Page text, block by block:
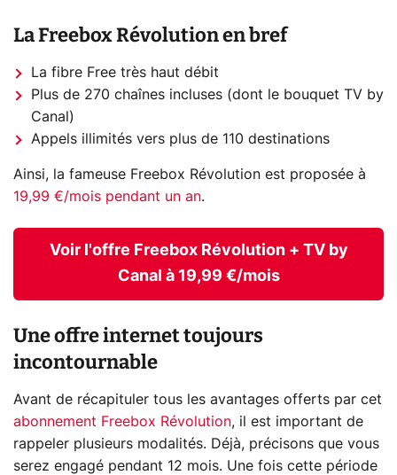
La Freebox Révolution en bref
La fibre Free très haut débit
Plus de 270 chaînes incluses (dont le bouquet TV by
Canal)
Appels illimités vers plus de 110 destinations
Ainsi, la fameuse Freebox Révolution est proposée à
19,99 €/mois pendant un an.
Voir l'offre Freebox Révolution + TV by
Canal à 19,99 €/mois
Une offre internet toujours
incontournable
Avant de récapituler tous les avantages offerts par cet
abonnement Freebox Révolution, il est important de
rappeler plusieurs modalités. Déjà, précisons que vous
serez engagé pendant 12 mois. Une fois cette période